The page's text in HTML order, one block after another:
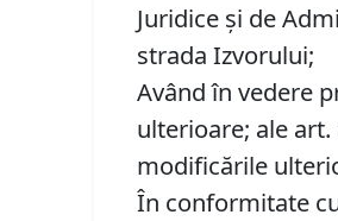
Juridice şi de
strada Izvorului;
Având în vedere
ulterioare; ale
modificările
În conformitate